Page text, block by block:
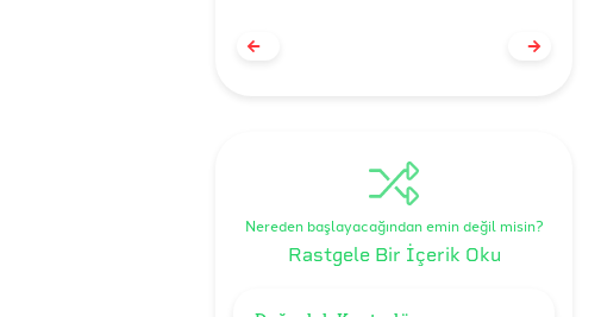
Nereden başlayacağından emin değil misin?
Rastgele Bir İçerik Oku